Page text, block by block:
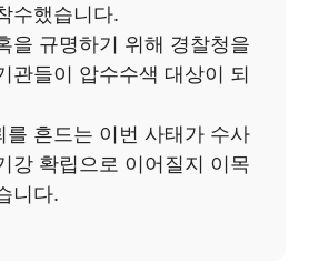
수했습니다.
을 규명하기 위해 경찰청을
관들이 압수수색 대상이 되
를 흔드는 이번 사태가 수사
강 확립으로 이어질지 이목
니다.